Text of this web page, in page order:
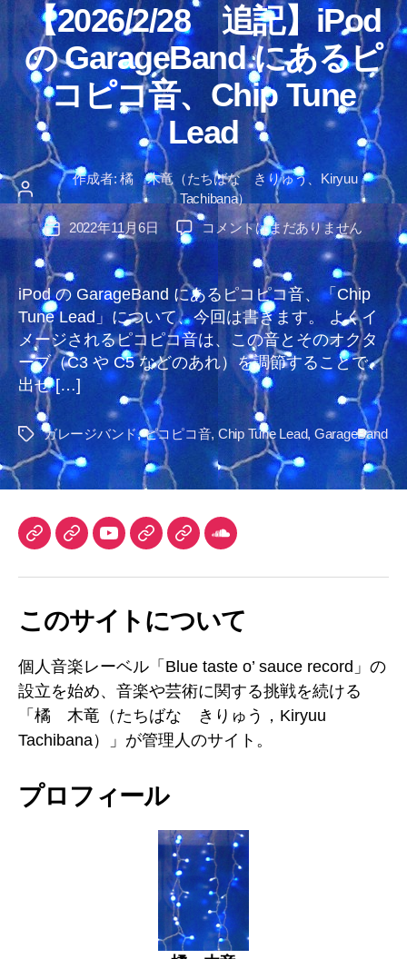
ゴ
ー
【2026/2/28 追記】iPod
の GarageBand にあるピ
コピコ音、Chip Tune
Lead
投
稿
者
作成者:橘 木竜（たちばな きりゅう、Kiryuu
Tachibana）
投
稿
日
2022年11月6日
【2026/2/28
iPod
の
GarageBand
に
あ
コ
ピ
コ
音、
Tune
Lead
コメントはまだありません
iPod の GarageBand にあるピコピコ音、「Chip
Tune Lead」について、今回は書きます。 よくイ
メージされるピコピコ音は、この音とそのオクタ
ーブ（C3 や C5 などのあれ）を調節することで、
出せ […]
タ
グ
ガレージバンド,ピコピコ音, Chip Tune Lead, GarageBand
TuneCore
iTunesYouTube
ン
ル
DLsiteAudiostockSoundCloud
このサイトについて
個人音楽レーベル「Blue taste o’ sauce record」の
設立を始め、音楽や芸術に関する挑戦を続ける
「橘 木竜（たちばな きりゅう，Kiryuu
Tachibana）」が管理人のサイト。
プロフィール